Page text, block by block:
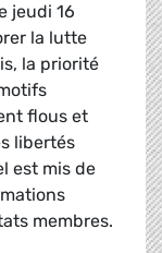
jeudi 16
la lutte
la priorité
flous et
libertés
est mis de
membres.